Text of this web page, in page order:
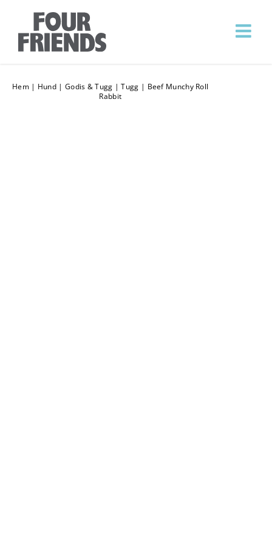
Hem| Hund | Godis & Tugg |Tugg | Beef Munchy Roll
Rabbit